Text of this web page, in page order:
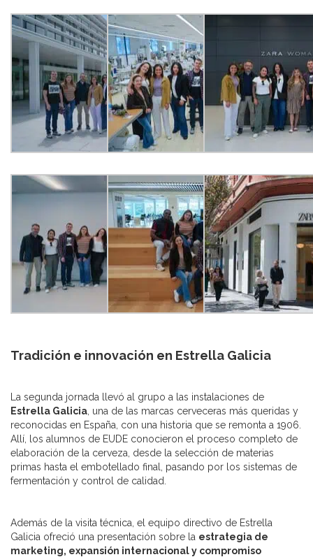
Tradición e innovación en Estrella Galicia
La segunda jornada llevó al grupo a las instalaciones de
Estrella Galicia , una de las marcas cerveceras más queridas y
reconocidas en España, con una historia que se remonta a 1906.
Allí, los alumnos de EUDE conocieron el proceso completo de
elaboración de la cerveza, desde la selección de materias
primas hasta el embotellado final, pasando por los sistemas de
fermentación y control de calidad.
Además de la visita técnica, el equipo directivo de Estrella
Galicia ofreció una presentación sobre la estrategia de
marketing, expansión internacional y compromiso